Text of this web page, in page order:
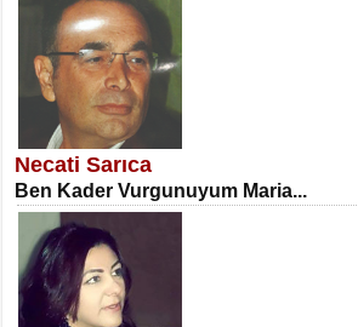
NECLA DİLEK ARSLAN
Öğretmenler Günü Mahkemesi...
Necati Sarıca
Ben Kader Vurgunuyum Maria...